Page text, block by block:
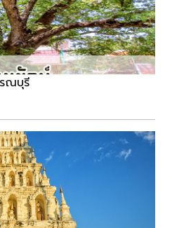
ณบุรี